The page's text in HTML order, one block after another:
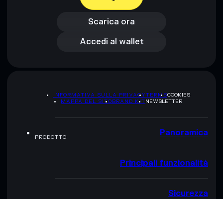
Scarica ora
Accedi al wallet
Accedi al wallet
INFORMATIVA SULLA PRIVACYTERMSCOOKIES
MAPPA DEL SITOBRAND KITNEWSLETTER
PRODOTTO Panoramica
Principali funzionalità
Sicurezza